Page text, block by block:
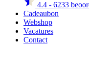
4.4 - 6233
Cadeaubon
Webshop
Vacatures
Contact